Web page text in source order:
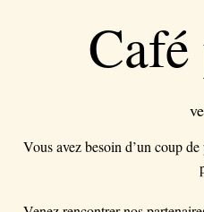
Vous avez besoin d’un coup